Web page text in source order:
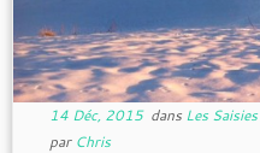
14 Déc, 2015dans Les Saisies
par Chris